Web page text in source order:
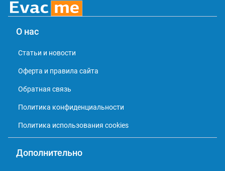
О нас
Статьи и новости
Оферта и правила сайта
Обратная связь
Политика конфиденциальности
Политика использования cookies
Дополнительно